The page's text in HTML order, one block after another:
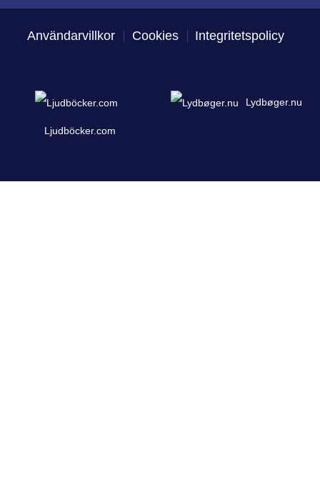
Användarvillkor Cookies Integritetspolicy
Ljudböcker.com
Lydbøger.nu